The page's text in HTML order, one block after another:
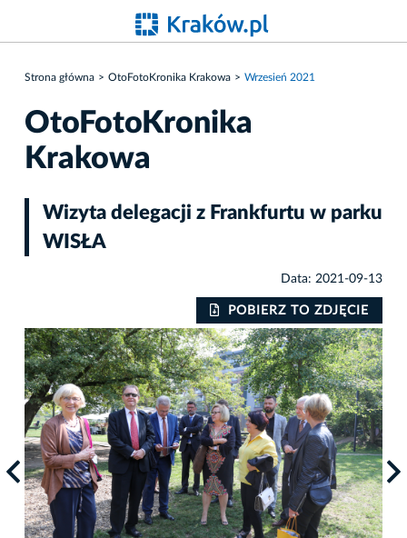
Strona główna OtoFotoKronika Krakowa Wrzesień 2021
OtoFotoKronika
Krakowa
Wizyta delegacji z Frankfurtu w parku
WISŁA
Data: 2021-09-13
POBIERZ TO ZDJĘCIE